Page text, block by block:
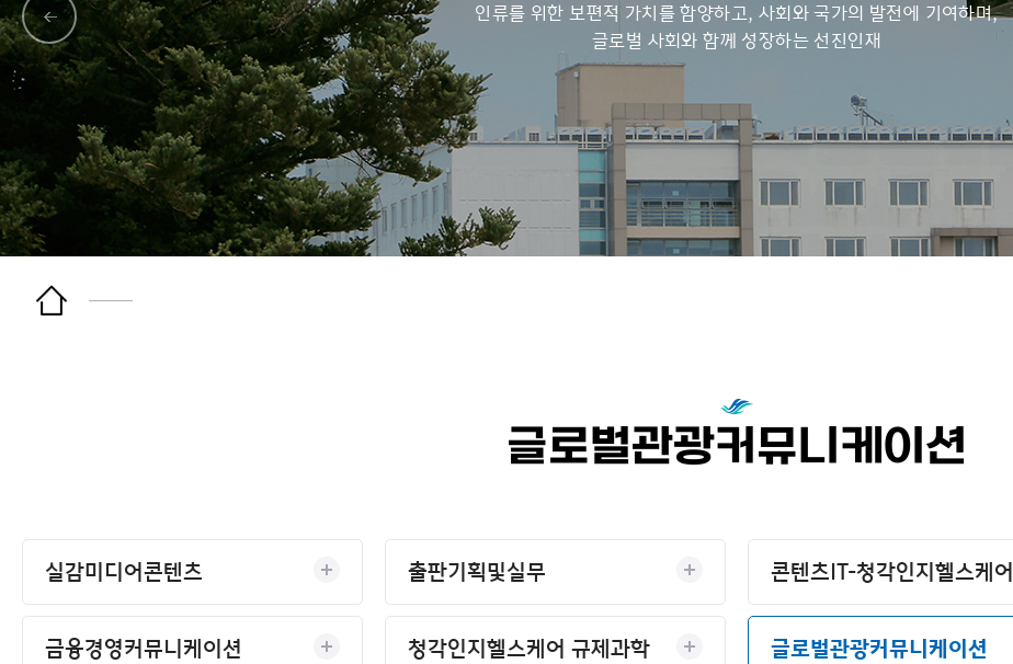
인류를 위한 보편적 가치를 함양하고, 사회와 국가의 발전에 기여하며,
글로벌 사회와 함께 성장하는 선진인재
글로벌관광커뮤니케이션
실감미디어콘텐츠 출판기획및실무 콘텐츠IT-청각인지헬스케어
금융경영커뮤니케이션 청각인지헬스케어 규제과학 글로벌관광커뮤니케이션